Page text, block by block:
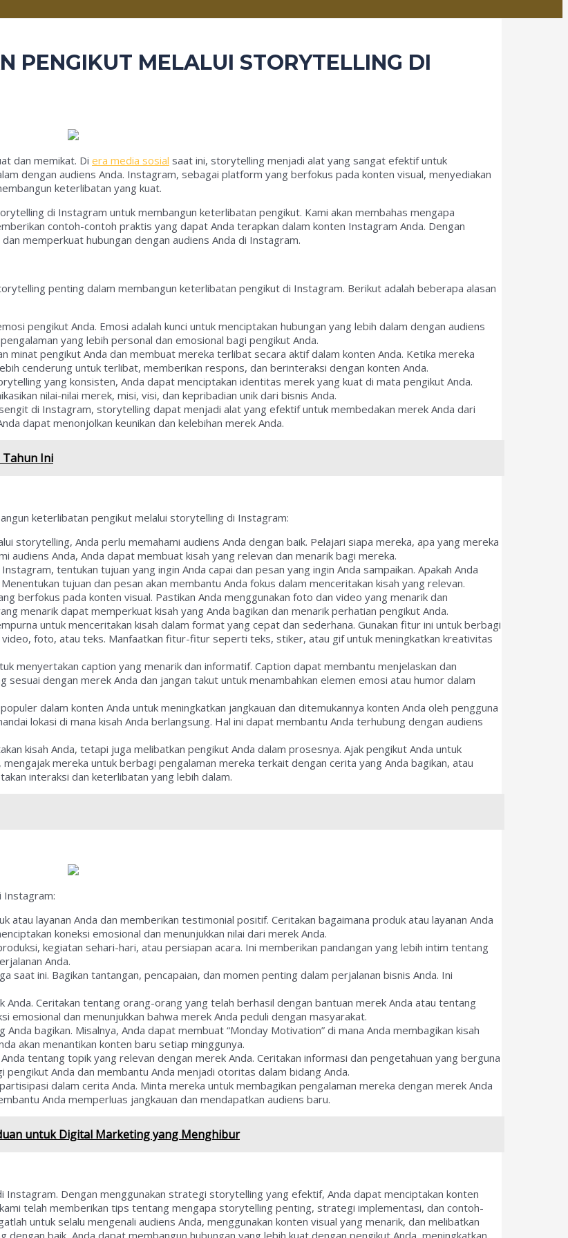
PENGIKUT MELALUI STORYTELLING DI
dan memikat. Di era media sosial saat ini, storytelling menjadi alat yang sangat efektif untuk
dengan audiens Anda. Instagram, sebagai platform yang berfokus pada konten visual, menyediakan
keterlibatan yang kuat.
di Instagram untuk membangun keterlibatan pengikut. Kami akan membahas mengapa
contoh-contoh praktis yang dapat Anda terapkan dalam konten Instagram Anda. Dengan
memperkuat hubungan dengan audiens Anda di Instagram.
penting dalam membangun keterlibatan pengikut di Instagram. Berikut adalah beberapa alasan
pengikut Anda. Emosi adalah kunci untuk menciptakan hubungan yang lebih dalam dengan audiens
yang lebih personal dan emosional bagi pengikut Anda.
minat pengikut Anda dan membuat mereka terlibat secara aktif dalam konten Anda. Ketika mereka
cenderung untuk terlibat, memberikan respons, dan berinteraksi dengan konten Anda.
yang konsisten, Anda dapat menciptakan identitas merek yang kuat di mata pengikut Anda.
nilai-nilai merek, misi, visi, dan kepribadian unik dari bisnis Anda.
di Instagram, storytelling dapat menjadi alat yang efektif untuk membedakan merek Anda dari
dapat menonjolkan keunikan dan kelebihan merek Anda.
Ini
keterlibatan pengikut melalui storytelling di Instagram:
storytelling, Anda perlu memahami audiens Anda dengan baik. Pelajari siapa mereka, apa yang mereka
audiens Anda, Anda dapat membuat kisah yang relevan dan menarik bagi mereka.
tentukan tujuan yang ingin Anda capai dan pesan yang ingin Anda sampaikan. Apakah Anda
tujuan dan pesan akan membantu Anda fokus dalam menceritakan kisah yang relevan.
berfokus pada konten visual. Pastikan Anda menggunakan foto dan video yang menarik dan
menarik dapat memperkuat kisah yang Anda bagikan dan menarik perhatian pengikut Anda.
untuk menceritakan kisah dalam format yang cepat dan sederhana. Gunakan fitur ini untuk berbagi
foto, atau teks. Manfaatkan fitur-fitur seperti teks, stiker, atau gif untuk meningkatkan kreativitas
menyertakan caption yang menarik dan informatif. Caption dapat membantu menjelaskan dan
sesuai dengan merek Anda dan jangan takut untuk menambahkan elemen emosi atau humor dalam
dalam konten Anda untuk meningkatkan jangkauan dan ditemukannya konten Anda oleh pengguna
lokasi di mana kisah Anda berlangsung. Hal ini dapat membantu Anda terhubung dengan audiens
kisah Anda, tetapi juga melibatkan pengikut Anda dalam prosesnya. Ajak pengikut Anda untuk
mereka untuk berbagi pengalaman mereka terkait dengan cerita yang Anda bagikan, atau
interaksi dan keterlibatan yang lebih dalam.
Instagram:
atau layanan Anda dan memberikan testimonial positif. Ceritakan bagaimana produk atau layanan Anda
koneksi emosional dan menunjukkan nilai dari merek Anda.
kegiatan sehari-hari, atau persiapan acara. Ini memberikan pandangan yang lebih intim tentang
Anda.
saat ini. Bagikan tantangan, pencapaian, dan momen penting dalam perjalanan bisnis Anda. Ini
Ceritakan tentang orang-orang yang telah berhasil dengan bantuan merek Anda atau tentang
emosional dan menunjukkan bahwa merek Anda peduli dengan masyarakat.
bagikan. Misalnya, Anda dapat membuat “Monday Motivation” di mana Anda membagikan kisah
akan menantikan konten baru setiap minggunya.
tentang topik yang relevan dengan merek Anda. Ceritakan informasi dan pengetahuan yang berguna
Anda dan membantu Anda menjadi otoritas dalam bidang Anda.
dalam cerita Anda. Minta mereka untuk membagikan pengalaman mereka dengan merek Anda
Anda memperluas jangkauan dan mendapatkan audiens baru.
untuk Digital Marketing yang Menghibur
Dengan menggunakan strategi storytelling yang efektif, Anda dapat menciptakan konten
telah memberikan tips tentang mengapa storytelling penting, strategi implementasi, dan contoh-
untuk selalu mengenali audiens Anda, menggunakan konten visual yang menarik, dan melibatkan
baik, Anda dapat membangun hubungan yang lebih kuat dengan pengikut Anda, meningkatkan